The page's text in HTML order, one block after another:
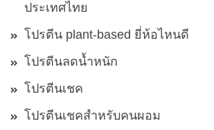
ประเทศไทย
โปรตีน plant-based ยี่ห้อไหนดี
โปรตีนลดน้ำหนัก
โปรตีนเชค
โปรตีนเชคสำหรับคนผอม